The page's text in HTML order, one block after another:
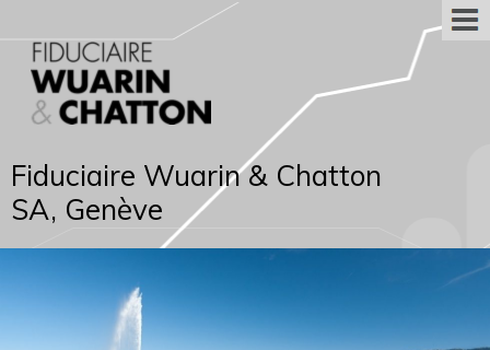
Fiduciaire Wuarin & Chatton
SA, Genève